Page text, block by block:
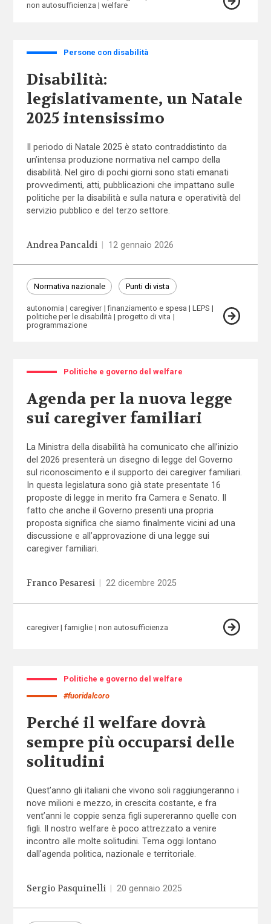
non autosufficienza
welfare
Persone con disabilità
Disabilità:
legislativamente, un Natale
2025 intensissimo
Il periodo di Natale 2025 è stato contraddistinto da
un’intensa produzione normativa nel campo della
disabilità. Nel giro di pochi giorni sono stati emanati
provvedimenti, atti, pubblicazioni che impattano sulle
politiche per la disabilità e sulla natura e operatività del
servizio pubblico e del terzo settore.
Andrea Pancaldi 12 gennaio 2026
Normativa nazionale Punti di vista
autonomia caregiver finanziamento e spesa
LEPS
politiche per le disabilità
progetto di vita
programmazione
Politiche e governo del welfare
Agenda per la nuova legge
sui caregiver familiari
La Ministra della disabilità ha comunicato che all’inizio
del 2026 presenterà un disegno di legge del Governo
sul riconoscimento e il supporto dei caregiver familiari.
In questa legislatura sono già state presentate 16
proposte di legge in merito fra Camera e Senato. Il
fatto che anche il Governo presenti una propria
proposta significa che siamo finalmente vicini ad una
discussione e all’approvazione di una legge sui
caregiver familiari.
Franco Pesaresi 22 dicembre 2025
caregiver famiglie non autosufficienza
Politiche e governo del welfare
#fuoridalcoro
Perché il welfare dovrà
sempre più occuparsi delle
solitudini
Quest’anno gli italiani che vivono soli raggiungeranno i
nove milioni e mezzo, in crescita costante, e fra
vent’anni le coppie senza figli supereranno quelle con
figli. Il nostro welfare è poco attrezzato a venire
incontro alle molte solitudini. Tema oggi lontano
dall’agenda politica, nazionale e territoriale.
Sergio Pasquinelli 20 gennaio 2025